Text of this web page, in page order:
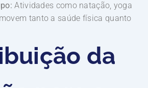
Atividades como natação, yoga
tanto a saúde física quanto
da